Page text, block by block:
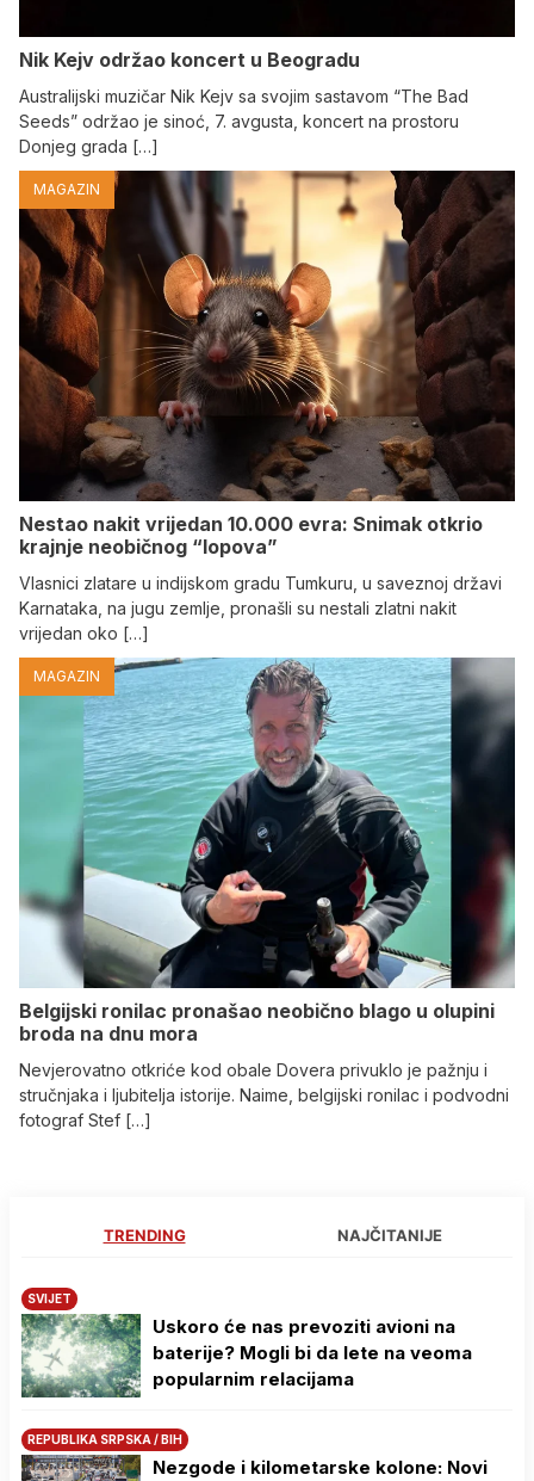
Nik Kejv održao koncert u Beogradu
Australijski muzičar Nik Kejv sa svojim sastavom “The Bad
Seeds” održao je sinoć, 7. avgusta, koncert na prostoru
Donjeg grada […]
MAGAZIN
Nestao nakit vrijedan 10.000 evra: Snimak otkrio
krajnje neobičnog “lopova”
Vlasnici zlatare u indijskom gradu Tumkuru, u saveznoj državi
Karnataka, na jugu zemlje, pronašli su nestali zlatni nakit
vrijedan oko […]
MAGAZIN
Belgijski ronilac pronašao neobično blago u olupini
broda na dnu mora
Nevjerovatno otkriće kod obale Dovera privuklo je pažnju i
stručnjaka i ljubitelja istorije. Naime, belgijski ronilac i podvodni
fotograf Stef […]
TRENDING NAJČITANIJE
SVIJET
Uskoro će nas prevoziti avioni na
baterije? Mogli bi da lete na veoma
popularnim relacijama
REPUBLIKA SRPSKA / BIH
Nezgode i kilometarske kolone: Novi